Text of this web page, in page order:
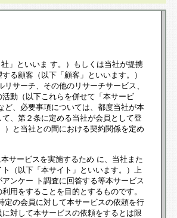
」といいま す。）もしくは当社が提携
る顧客（以下「顧客」といいます。）
サーチ、その他のリサーチサービス、
動（以下これらを併せて「本サービ
ど、必要事項については、都度当社が本
、第２条に定める当社が会員として登
と当社との間における契約関係を定め
サービスを実施するため に、当社また
（以下「本サイト」といいます。）上
ンケー ト調査に回答する等本サービス
用をすることを目的とするものです。
の会員に対して本サービスの依頼を行
対して本サービスの依頼をするとは限